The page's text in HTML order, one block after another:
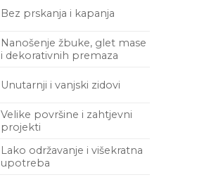
Bez prskanja i kapanja
Nanošenje žbuke, glet mase
i dekorativnih premaza
Unutarnji i vanjski zidovi
Velike površine i zahtjevni
projekti
Lako održavanje i višekratna
upotreba